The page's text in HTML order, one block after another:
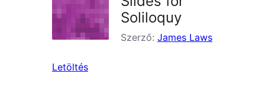
Soliloquy
Szerző: James Laws
Letöltés